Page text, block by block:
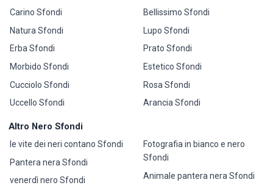
Carino Sfondi
Natura Sfondi
Erba Sfondi
Morbido Sfondi
Cucciolo Sfondi
Uccello Sfondi
Bellissimo Sfondi
Lupo Sfondi
Prato Sfondi
Estetico Sfondi
Rosa Sfondi
Arancia Sfondi
Altro Nero Sfondi
le vite dei neri contano Sfondi
Pantera nera Sfondi
venerdì nero Sfondi
Fotografia in bianco e nero
Sfondi
Animale pantera nera Sfondi